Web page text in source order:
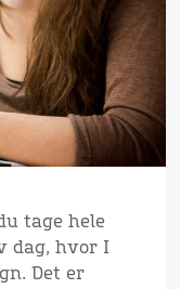
tage hele
dag, hvor I
Det er